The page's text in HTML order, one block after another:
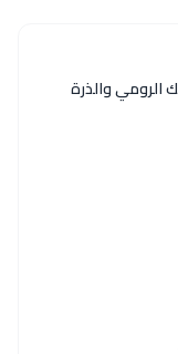
الرومي والذرة